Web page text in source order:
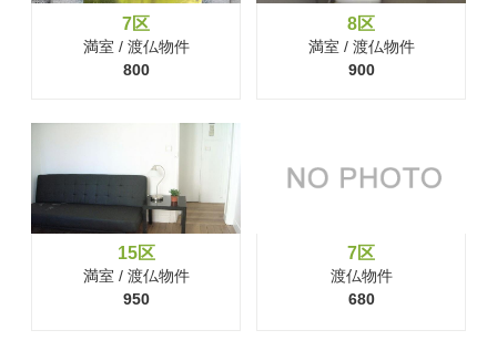
7区
満室 / 渡仏物件
800
8区
満室 / 渡仏物件
900
15区
満室 / 渡仏物件
950
7区
渡仏物件
680